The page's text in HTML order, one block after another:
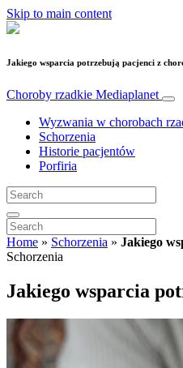
Skip to main content
Jakiego wsparcia potrzebują pacjenci z
Choroby rzadkie Mediaplanet
Wyzwania w chorobach
Schorzenia
Historie pacjentów
Porfiria
Home » Schorzenia » Jakiego
Schorzenia
Jakiego wsparcia